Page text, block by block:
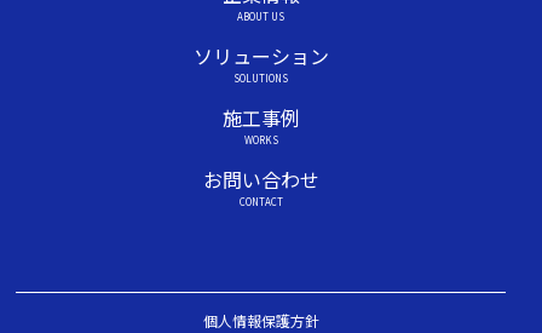
ABOUT US
ソリューション
SOLUTIONS
施工事例
WORKS
お問い合わせ
CONTACT
個人情報保護方針